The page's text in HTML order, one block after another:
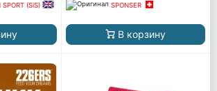
(SiS) SPONSER
В корзину